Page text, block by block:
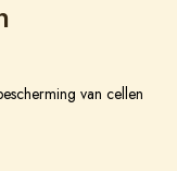
van cellen